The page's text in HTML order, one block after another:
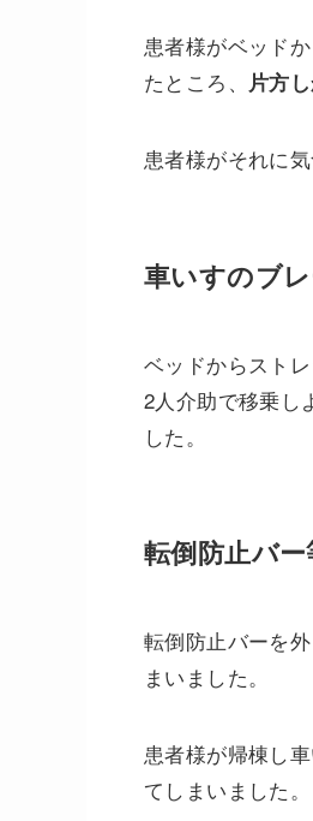
患者様がベッド
たところ、
片方
患者様がそれに
車いすのブ
ベッドからスト
2人介助で移乗し
した。
転倒防止バ
転倒防止バーを
まいました。
患者様が帰棟し
てしまいました。